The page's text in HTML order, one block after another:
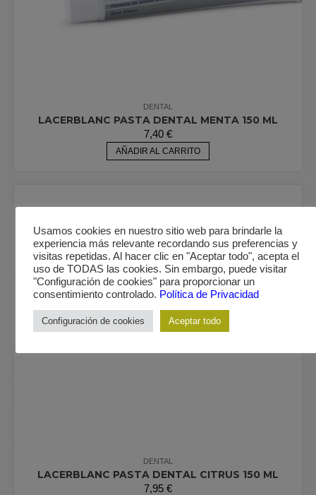
DENTAL
LACERBLANC PASTA DENTAL MENTA 150 ML
7,40 €
AÑADIR AL CARRITO
DENTAL
LACERBLANC PASTA DENTAL CITRUS 150 ML
7,95 €
Usamos cookies en nuestro sitio web para brindarle la
experiencia más relevante recordando sus preferencias y
visitas repetidas. Al hacer clic en "Aceptar todo", acepta el
uso de TODAS las cookies. Sin embargo, puede visitar
"Configuración de cookies" para proporcionar un
consentimiento controlado. Política de Privacidad
Configuración de cookies Aceptar todo